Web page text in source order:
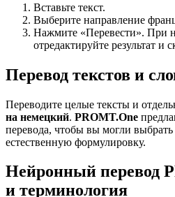
Вставьте текст.
Выберите направление
Нажмите «Перевести». При
отредактируйте результат и
Перевод текстов и
Переводите целые тексты и
на немецкий. PROMT.One
перевода, чтобы вы могли
естественную формулировку.
Нейронный перевод
и терминология